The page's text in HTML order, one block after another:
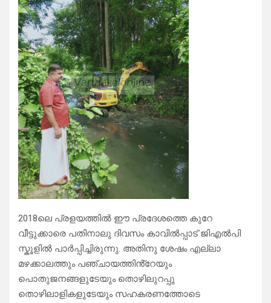
2018ലെ പ്രളയത്തിൽ ഈ പ്രദേശത്തെ കുറേ
വീട്ടുക്കാരെ പതിനാലു ദിവസം കാവിൽപ്പാട് ജിഎൽപി
സ്കൂളിൽ പാർപ്പിച്ചിരുന്നു. അതിനു ശേഷം എല്ലാ
മഴക്കാലത്തും പഞ്ചായത്തിൻ്റേയും
പൊതുജനങ്ങളുടേയും തൊഴിലുറപ്പു
തൊഴിലാളികളുടേയും സഹകരണത്തോടെ